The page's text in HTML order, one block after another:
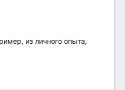
из личного опыта,